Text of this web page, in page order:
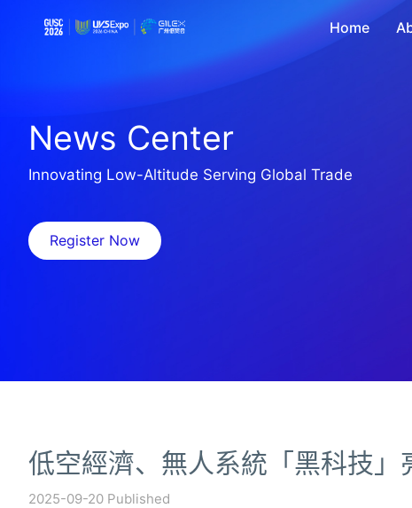
Home
News Center
Innovating Low-Altitude Serving Global Trade
Register Now
低空經濟、無人系統「黑科技」
2025-09-20 Published